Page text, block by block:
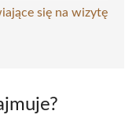
się na wizytę